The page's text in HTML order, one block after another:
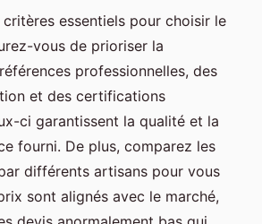
essentiels pour choisir le
vous de prioriser la
professionnelles, des
et des certifications
ci garantissent la qualité et la
fourni. De plus, comparez les
différents artisans pour vous
sont alignés avec le marché,